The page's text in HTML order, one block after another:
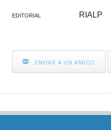
EDITORIAL RIALP
ENVIAR A UN AMIGO